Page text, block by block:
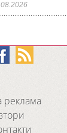
реклама